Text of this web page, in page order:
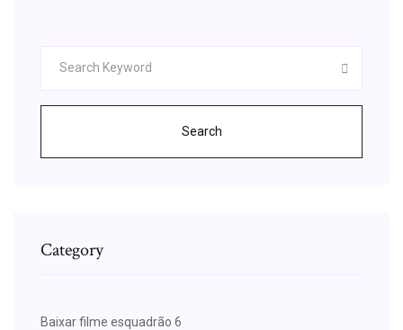
Search
Category
Baixar filme esquadrão 6